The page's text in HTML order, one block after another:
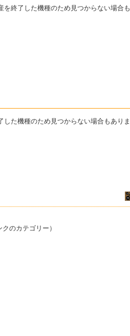
終了した機種のため見つからない場合も
た機種のため見つからない場合もありま
のカテゴリー）